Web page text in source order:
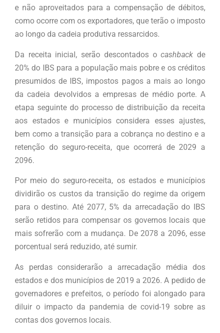
e não aproveitados para a compensação de débitos,
como ocorre com os exportadores, que terão o imposto
ao longo da cadeia produtiva ressarcidos.
Da receita inicial, serão descontados ocashback de
20% do IBS para a população mais pobre e os créditos
presumidos de IBS, impostos pagos a mais ao longo
da cadeia devolvidos a empresas de médio porte. A
etapa seguinte do processo de distribuição da receita
aos estados e municípios considera esses ajustes,
bem como a transição para a cobrança no destino e a
retenção do seguro-receita, que ocorrerá de 2029 a
2096.
Por meio do seguro-receita, os estados e municípios
dividirão os custos da transição do regime da origem
para o destino. Até 2077, 5% da arrecadação do IBS
serão retidos para compensar os governos locais que
mais sofrerão com a mudança. De 2078 a 2096, esse
porcentual será reduzido, até sumir.
As perdas considerarão a arrecadação média dos
estados e dos municípios de 2019 a 2026. A pedido de
governadores e prefeitos, o período foi alongado para
diluir o impacto da pandemia de covid-19 sobre as
contas dos governos locais.